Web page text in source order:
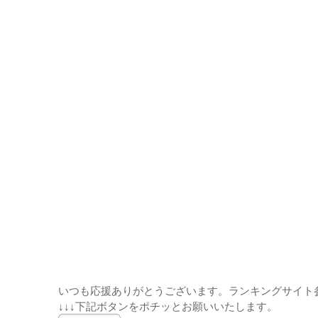
いつも応援ありがとうございます。ランキングサイト
↓↓↓下記ボタンをポチッとお願いいたします。